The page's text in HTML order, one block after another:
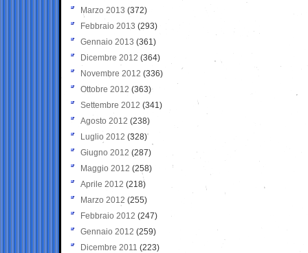
Marzo 2013 (372)
Febbraio 2013 (293)
Gennaio 2013 (361)
Dicembre 2012 (364)
Novembre 2012 (336)
Ottobre 2012 (363)
Settembre 2012 (341)
Agosto 2012 (238)
Luglio 2012 (328)
Giugno 2012 (287)
Maggio 2012 (258)
Aprile 2012 (218)
Marzo 2012 (255)
Febbraio 2012 (247)
Gennaio 2012 (259)
Dicembre 2011 (223)